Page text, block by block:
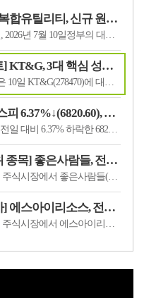
벌 전기차 판매는 211만1000대로
지난해 같은 기간보다 11% 증가
했다. 지.
[이슈 체크] 복합유틸리티, 신규 원전 최대 4기 가능성…한국전력 장기 성장 기대
[버핏 리포트] KT&G, 3대 핵심 성장 산업·신성장동력 통해 견조한 주가 기대 – 신한
[장마감] 코스피 6.37%↓(6820.60), 코스닥 4.53%↓(791.84)
[거래량 상위 종목] 좋은사람들, 전일비 29.90% ↑... 현재가 530원
[52주 최저가] 에스아이리소스, 전일비 29.78.% ↓... 현재가 125원